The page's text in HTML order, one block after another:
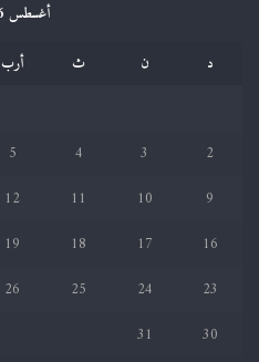
أغسطس 2026
د
ن ث أرب
2
3
4
5
9
10
11
12
16
17
18
19
23
24
25
26
30
31